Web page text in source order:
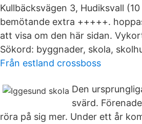
Kullbäcksvägen 3, Hudiksvall
bemötande extra +++++.
att visa om den här sidan.
Sökord: byggnader, skola,
Från estland crossboss
Den
svärd.
röra på sig mer. Under ett år